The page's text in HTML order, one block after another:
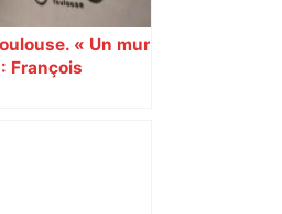
« Un mur
François